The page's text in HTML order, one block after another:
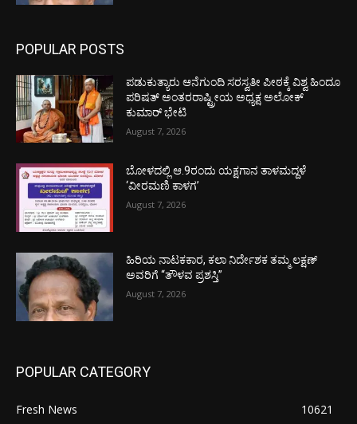
POPULAR POSTS
ಪಡುಕುತ್ಯಾರು ಆನೆಗುಂದಿ ಸರಸ್ವತೀ ಪೀಠಕ್ಕೆ ವಿಶ್ವ ಹಿಂದೂ
ಪರಿಷತ್ ಅಂತರರಾಷ್ಟ್ರೀಯ ಅಧ್ಯಕ್ಷ ಅಲೋಕ್
ಕುಮಾರ್ ಭೇಟಿ
August 7, 2026
ಬೋಳದಲ್ಲಿ ಆ.9ರಂದು ಯಕ್ಷಗಾನ ತಾಳಮದ್ದಳೆ
‘ವೀರಮಣಿ ಕಾಳಗ’
August 7, 2026
ಹಿರಿಯ ನಾಟಕಕಾರ, ಕಲಾ ನಿರ್ದೇಶಕ ತಮ್ಮ ಲಕ್ಷಣ್
ಅವರಿಗೆ “ತೌಳವ ಪ್ರಶಸ್ತಿ”
August 7, 2026
POPULAR CATEGORY
Fresh News
10621